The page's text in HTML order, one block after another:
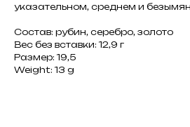
указательном, среднем и
Состав: рубин, серебро, золото
Вес без вставки: 12,9 г
Размер: 19,5
Weight: 13 g